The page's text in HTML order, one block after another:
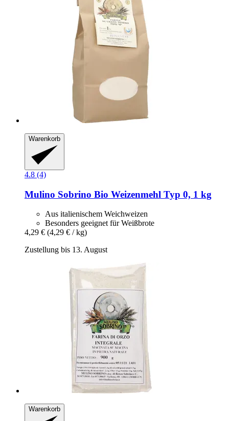
Warenkorb
4.8 (4)
Mulino Sobrino Bio Weizenmehl Typ 0, 1 kg
Aus italienischem Weichweizen
Besonders geeignet für Weißbrote
4,29 € (4,29 € / kg)
Zustellung bis 13. August
Warenkorb